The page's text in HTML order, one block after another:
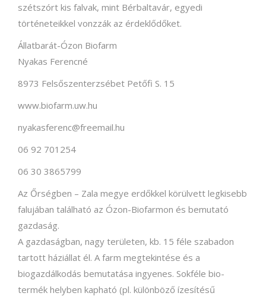
szétszórt kis falvak, mint Bérbaltavár, egyedi
történeteikkel vonzzák az érdeklődőket.
Állatbarát-Ózon Biofarm
Nyakas Ferencné
8973 Felsőszenterzsébet Petőfi S. 15
www.biofarm.uw.hu
nyakasferenc@freemail.hu
06 92 701254
06 30 3865799
Az Őrségben – Zala megye erdőkkel körülvett legkisebb
falujában található az Ózon-Biofarmon és bemutató
gazdaság.
A gazdaságban, nagy területen, kb. 15 féle szabadon
tartott háziállat él. A farm megtekintése és a
biogazdálkodás bemutatása ingyenes. Sokféle bio-
termék helyben kapható (pl. különböző ízesítésű